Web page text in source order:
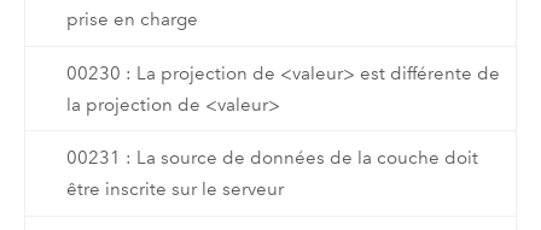
prise en charge
00230 : La projection de <valeur> est différente de
la projection de <valeur>
00231 : La source de données de la couche doit
être inscrite sur le serveur